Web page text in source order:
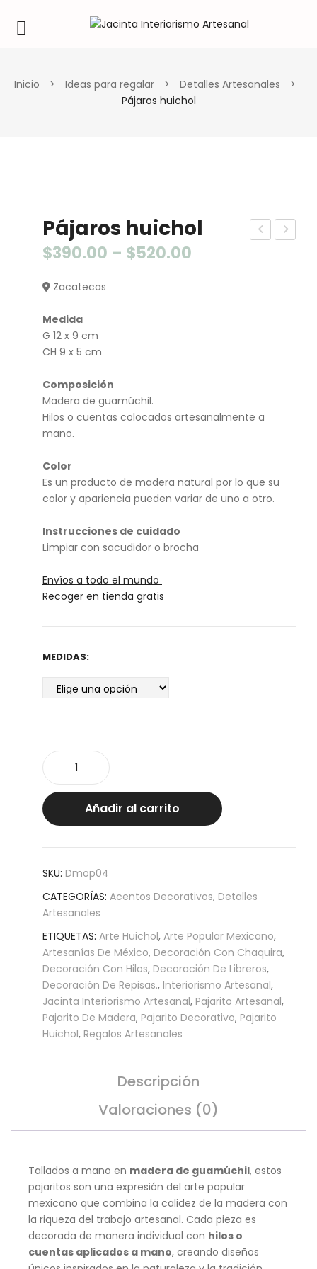
Inicio > Ideas para regalar > Detalles Artesanales
>
Pájaros huichol
Pájaros huichol
$390.00 – $520.00
Zacatecas
Medida
G 12 x 9 cm
CH 9 x 5 cm
Composición
Madera de guamúchil.
Hilos o cuentas colocados artesanalmente a
mano.
Color
Es un producto de madera natural por lo que su
color y apariencia pueden variar de uno a otro.
Instrucciones de cuidado
Limpiar con sacudidor o brocha
Envíos a todo el mundo
Recoger en tienda gratis
MEDIDAS:
huichol
cantidad
Añadir al carrito
SKU: Dmop04
CATEGORÍAS: Acentos Decorativos, Detalles
Artesanales
ETIQUETAS: Arte Huichol, Arte Popular Mexicano,
Artesanías De México, Decoración Con Chaquira,
Decoración Con Hilos, Decoración De Libreros,
Decoración De Repisas., Interiorismo Artesanal,
Jacinta Interiorismo Artesanal, Pajarito Artesanal,
Pajarito De Madera, Pajarito Decorativo, Pajarito
Huichol, Regalos Artesanales
Descripción
Valoraciones (0)
Tallados a mano en madera de guamúchil, estos
pajaritos son una expresión del arte popular
mexicano que combina la calidez de la madera con
la riqueza del trabajo artesanal. Cada pieza es
decorada de manera individual con hilos o
cuentas aplicados a mano, creando diseños